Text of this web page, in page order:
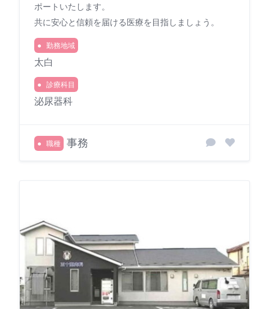
ポートいたします。
共に安心と信頼を届ける医療を目指しましょう。
勤務地域
太白
診療科目
泌尿器科
職種 事務